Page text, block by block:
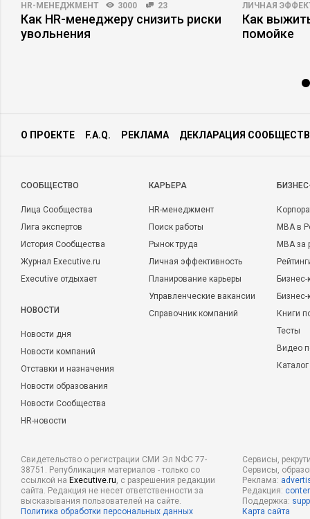
HR-МЕНЕДЖМЕНТ 3000 23
Как HR-менеджеру снизить риски
увольнения
ЛИЧНАЯ
Как
помойке
О ПРОЕКТЕ F.A.Q. РЕКЛАМА ДЕКЛАРАЦИЯ
CООБЩЕСТВО
Лица Сообщества
Лига экспертов
История Сообщества
Журнал Executive.ru
Executive отдыхает
НОВОСТИ
Новости дня
Новости компаний
Отставки и назначения
Новости образования
Новости Сообщества
HR-новости
КАРЬЕРА
HR-менеджмент
Поиск работы
Рынок труда
Личная эффективность
Планирование карьеры
Управленческие вакансии
Справочник компаний
MBA в
MBA
Бизнес-
Книги
Тесты
Видео
Свидетельство о регистрации СМИ Эл NФС 77-
38751. Републикация материалов - только со
ссылкой на Executive.ru, с разрешения редакции
сайта. Редакция не несет ответственности за
высказывания пользователей на сайте.
Политика обработки персональных данных
Сервисы,
Сервисы,
Реклама:
Редакция:
Поддержка:
Карта сайта